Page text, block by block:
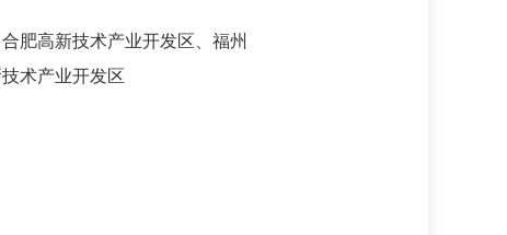
肥高新技术产业开发区、福州
术产业开发区